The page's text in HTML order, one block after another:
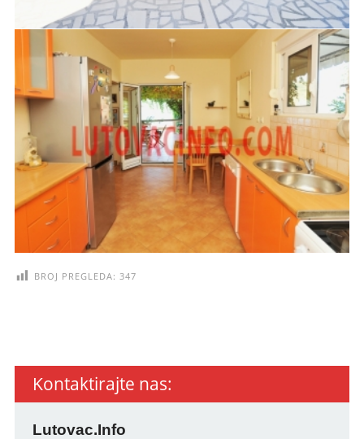
BROJ PREGLEDA: 347
Kontaktirajte nas:
Lutovac.Info